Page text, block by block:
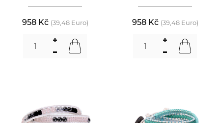
958 Kč (39,48 Euro) 958 Kč (39,48 Euro)